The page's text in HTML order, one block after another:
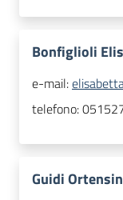
Bonfiglioli
e-mail:
telefono:
Guidi